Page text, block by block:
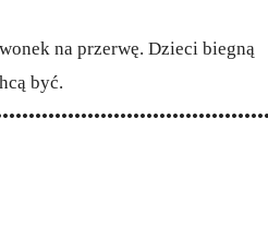
na przerwę. Dzieci biegną
być.